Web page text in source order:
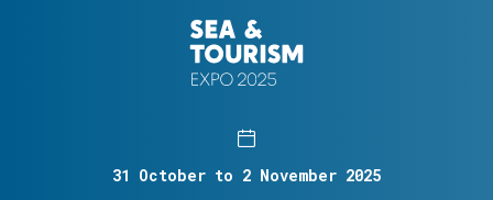
31 October to 2 November 2025